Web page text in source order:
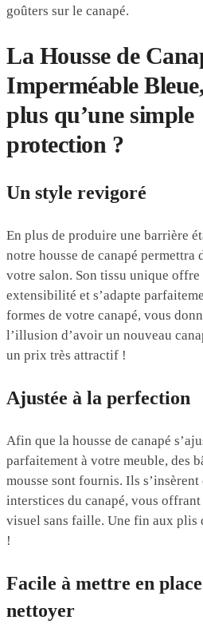
goûters sur le canapé.
La Housse de
Imperméable
plus qu’une simple
protection ?
Un style revigoré
En plus de produire une barrière
notre housse de canapé permettra
votre salon. Son tissu unique offre
extensibilité et s’adapte
formes de votre canapé, vous
l’illusion d’avoir un nouveau
un prix très attractif !
Ajustée à la perfection
Afin que la housse de canapé
parfaitement à votre meuble, des
mousse sont fournis. Ils s’insèrent
interstices du canapé, vous
visuel sans faille. Une fin aux plis
!
Facile à mettre en
nettoyer